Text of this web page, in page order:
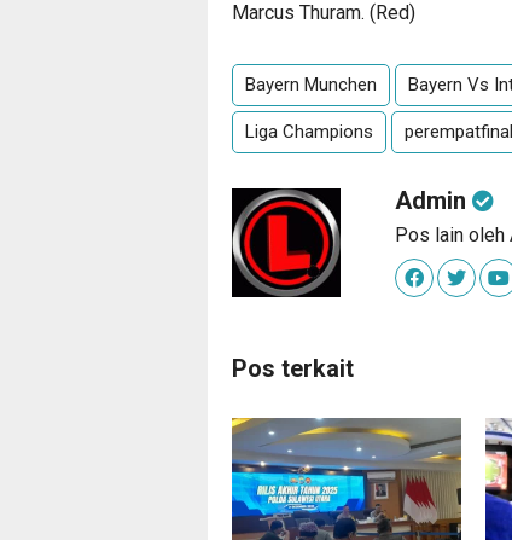
Marcus Thuram. (Red)
Bayern Munchen Bayern Vs
Liga Champions
Admin
Pos lain oleh
Pos terkait